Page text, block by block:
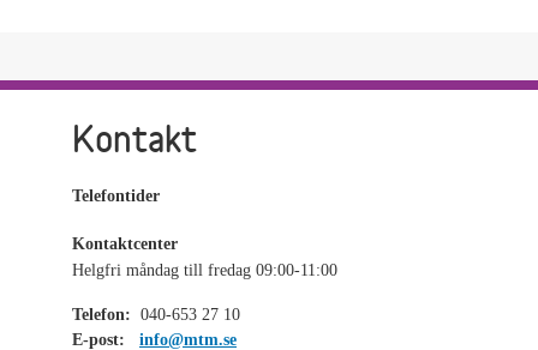
Kontakt
Telefontider
Kontaktcenter
Helgfri måndag till fredag 09:00-11:00
Telefon: 040-653 27 10
E-post:
info@mtm.se